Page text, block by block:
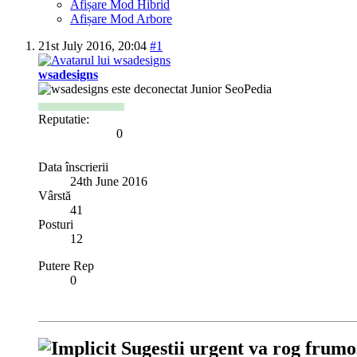
Afișare Mod Hibrid
Afișare Mod Arbore
21st July 2016, 20:04 #1
wsadesigns
Junior SeoPedia
Reputatie:
0
Data înscrierii
24th June 2016
Vârstă
41
Posturi
12
Putere Rep
0
Sugestii urgent va rog